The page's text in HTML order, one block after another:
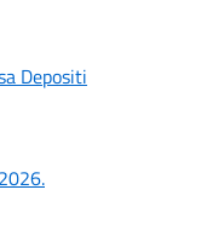
Depositi